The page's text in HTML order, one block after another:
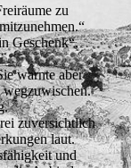
zu
Geschenk“,
warnte aber
zuversichtlich
laut.
und